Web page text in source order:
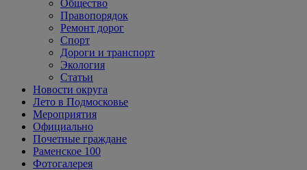
Общество
Правопорядок
Ремонт дорог
Спорт
Дороги и транспорт
Экология
Статьи
Новости округа
Лето в Подмосковье
Мероприятия
Официально
Почетные граждане
Раменское 100
Фотогалерея